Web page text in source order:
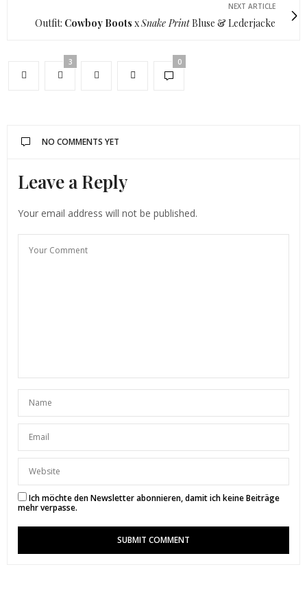
NEXT ARTICLE
Outfit: Cowboy Boots xSnake PrintBluse & Lederjacke
3 0
NO COMMENTS YET
Leave a Reply
Your email address will not be published.
Ich möchte den Newsletter abonnieren, damit ich keine Beiträge
mehr verpasse.